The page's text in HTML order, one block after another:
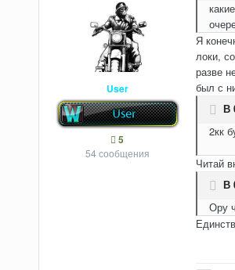
User
5
54 сообщения
Я
локи,
разве
был с
В
2кк
Читай
В
Ору